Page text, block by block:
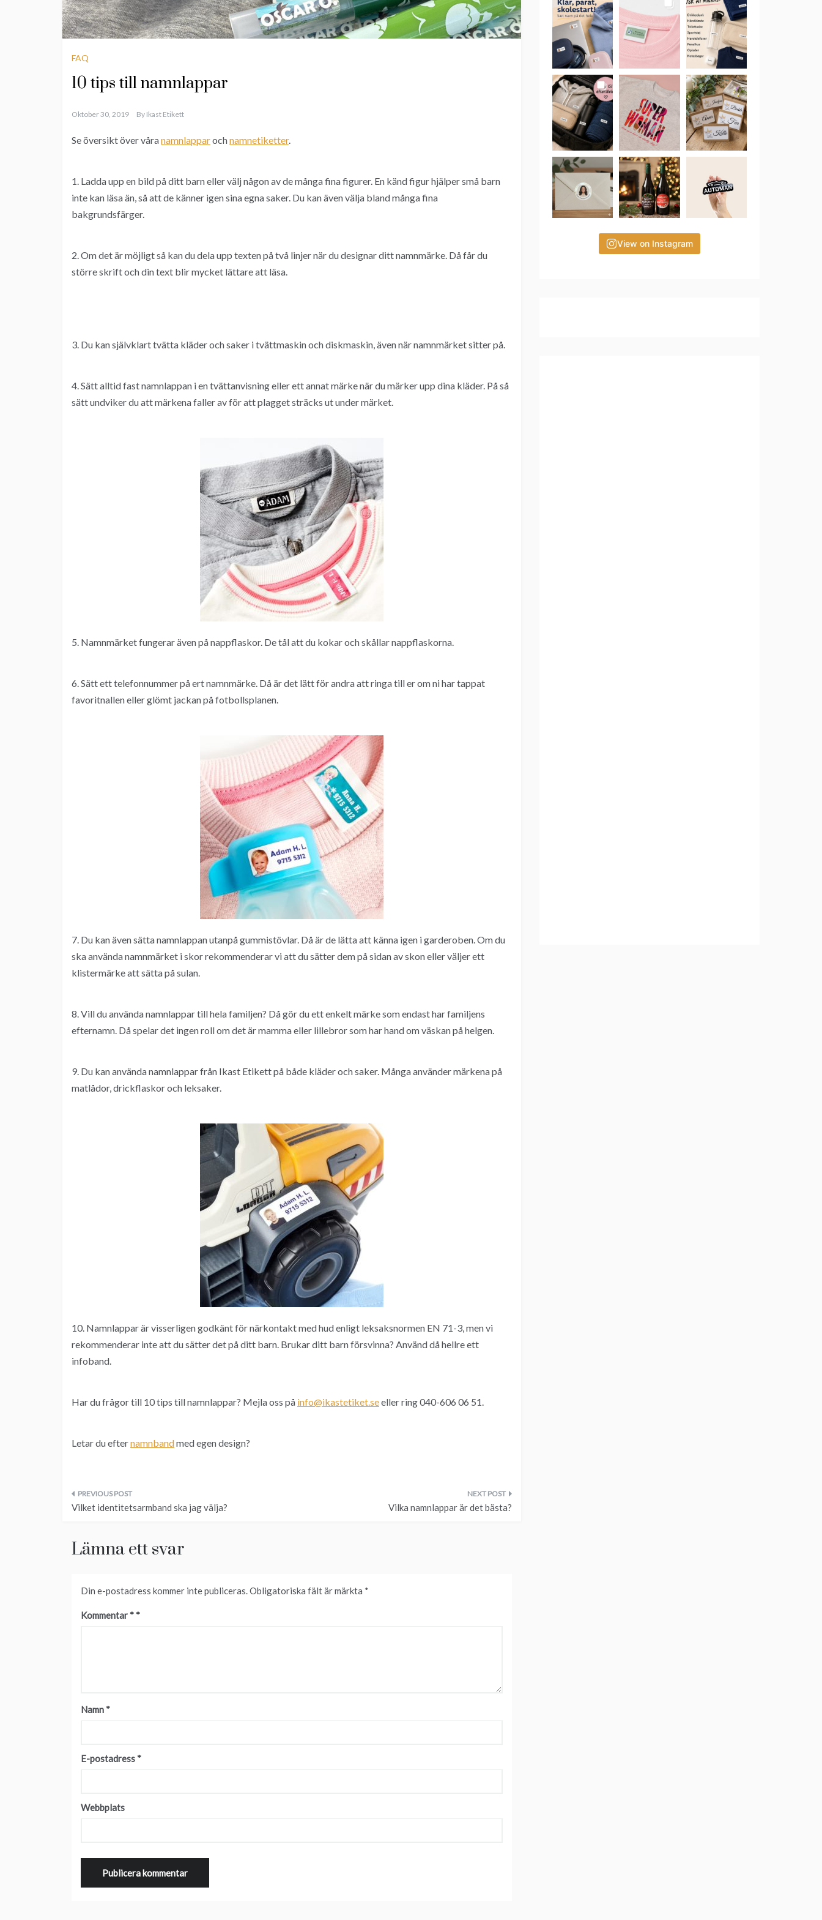
FAQ
10 tips till namnlappar
Oktober 30, 2019 By Ikast Etikett
Se översikt över våranamnlapparochnamnetiketter.
1. Ladda upp en bild på ditt barn eller välj någon av de många fina figurer. En känd figur hjälper små barn
inte kan läsa än, så att de känner igen sina egna saker. Du kan även välja bland många fina
bakgrundsfärger.
2. Om det är möjligt så kan du dela upp texten på två linjer när du designar ditt namnmärke. Då får du
större skrift och din text blir mycket lättare att läsa.
3. Du kan självklart tvätta kläder och saker i tvättmaskin och diskmaskin, även när namnmärket sitter på.
4. Sätt alltid fast namnlappan i en tvättanvisning eller ett annat märke när du märker upp dina kläder. På så
sätt undviker du att märkena faller av för att plagget sträcks ut under märket.
5. Namnmärket fungerar även på nappflaskor. De tål att du kokar och skållar nappflaskorna.
6. Sätt ett telefonnummer på ert namnmärke. Då är det lätt för andra att ringa till er om ni har tappat
favoritnallen eller glömt jackan på fotbollsplanen.
7. Du kan även sätta namnlappan utanpå gummistövlar. Då är de lätta att känna igen i garderoben. Om du
ska använda namnmärket i skor rekommenderar vi att du sätter dem på sidan av skon eller väljer ett
klistermärke att sätta på sulan.
8. Vill du använda namnlappar till hela familjen? Då gör du ett enkelt märke som endast har familjens
efternamn. Då spelar det ingen roll om det är mamma eller lillebror som har hand om väskan på helgen.
9. Du kan använda namnlappar från Ikast Etikett på både kläder och saker. Många använder märkena på
matlådor, drickflaskor och leksaker.
10. Namnlappar är visserligen godkänt för närkontakt med hud enligt leksaksnormen EN 71-3, men vi
rekommenderar inte att du sätter det på ditt barn. Brukar ditt barn försvinna? Använd då hellre ett
infoband.
Har du frågor till 10 tips till namnlappar? Mejla oss på info@ikastetiket.seeller ring 040-606 06 51.
Letar du efternamnbandmed egen design?
Inläggsnavigering
Vilket identitetsarmband ska jag välja? Vilka namnlappar är det bästa?
Lämna ett svar
Din e-postadress kommer inte publiceras.Obligatoriska fält är märkta *
Kommentar *
Namn *
E-postadress *
Webbplats
View on Instagram